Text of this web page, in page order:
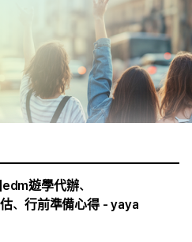
edm遊學代辦、
、行前準備心得 - yaya